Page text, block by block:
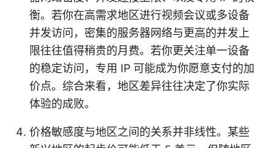
衡。若你在高需求地区进行视频会议或多设备
并发访问，密集的服务器网络与更高的并发上
限往往值得稍贵的月费。若你更关注单一设备
的稳定访问，专用 IP 可能成为你愿意支付的加
价点。综合来看，地区差异往往决定了你实际
体验的成败。
价格敏感度与地区之间的关系并非线性。某些